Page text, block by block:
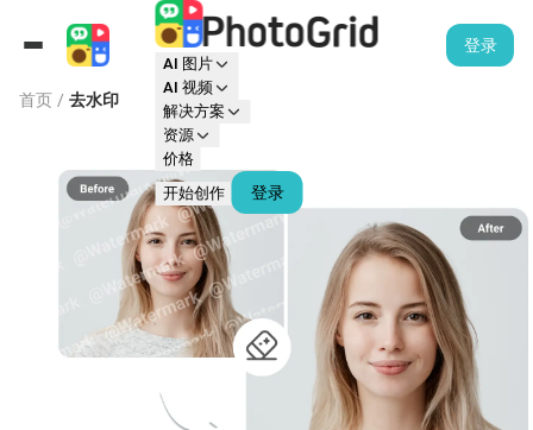
AI 图片
AI 视频
解决方案
资源
价格
开始创作
登录
登录
首页 / 去水印